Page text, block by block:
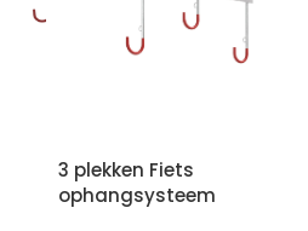
3 plekken Fiets
ophangsysteem